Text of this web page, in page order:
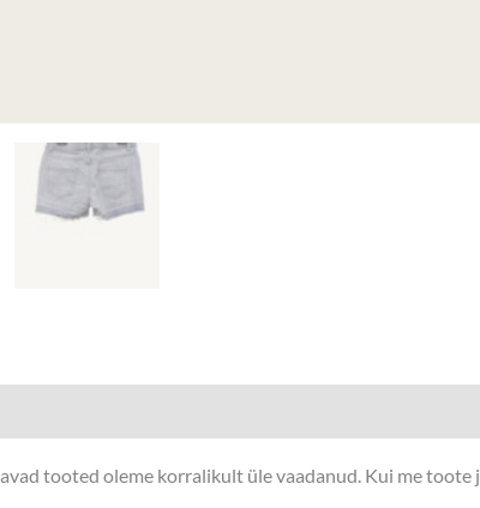
tooted oleme korralikult üle vaadanud. Kui me toote